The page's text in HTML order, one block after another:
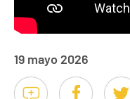
19 mayo 2026